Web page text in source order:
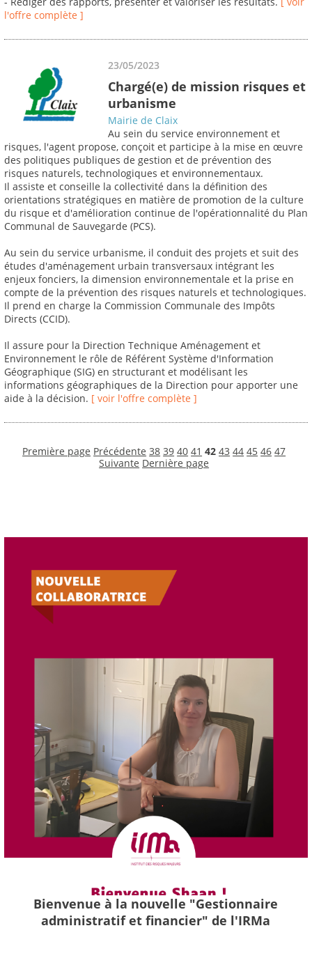
l'offre complète ]
23/05/2023
Chargé(e) de mission risques et
urbanisme
Mairie de Claix
Au sein du service environnement et
risques, l'agent propose, conçoit et participe à la mise en œuvre
des politiques publiques de gestion et de prévention des
risques naturels, technologiques et environnementaux.
Il assiste et conseille la collectivité dans la définition des
orientations stratégiques en matière de promotion de la culture
du risque et d'amélioration continue de l'opérationnalité du Plan
Communal de Sauvegarde (PCS).
Au sein du service urbanisme, il conduit des projets et suit des
études d'aménagement urbain transversaux intégrant les
enjeux fonciers, la dimension environnementale et la prise en
compte de la prévention des risques naturels et technologiques.
Il prend en charge la Commission Communale des Impôts
Directs (CCID).
Il assure pour la Direction Technique Aménagement et
Environnement le rôle de Référent Système d'Information
Géographique (SIG) en structurant et modélisant les
informations géographiques de la Direction pour apporter une
aide à la décision. [ voir l'offre complète ]
Première page Précédente 38 39 40 41 42 43 44 45 46 47
Suivante Dernière page
Bienvenue à la nouvelle "Gestionnaire
administratif et financier" de l'IRMa